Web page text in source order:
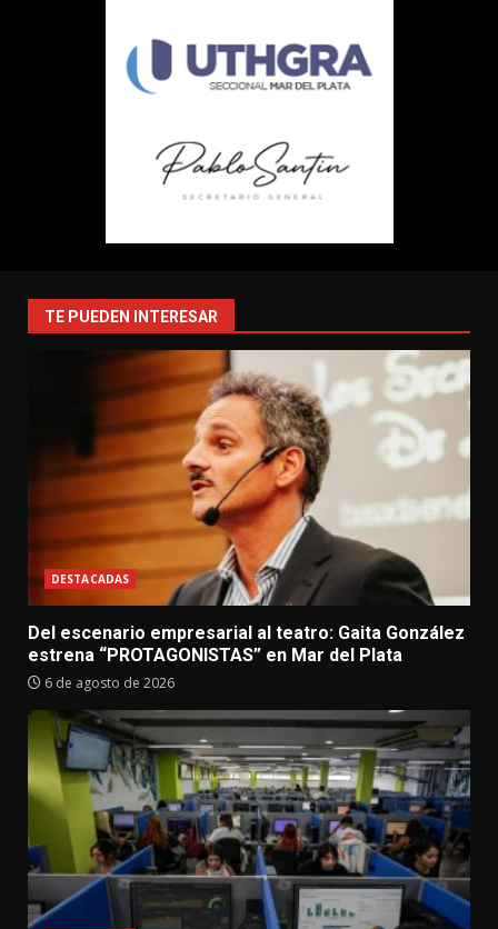
TE PUEDEN INTERESAR
DESTACADAS
Del escenario empresarial al teatro: Gaita González
estrena “PROTAGONISTAS” en Mar del Plata
6 de agosto de 2026